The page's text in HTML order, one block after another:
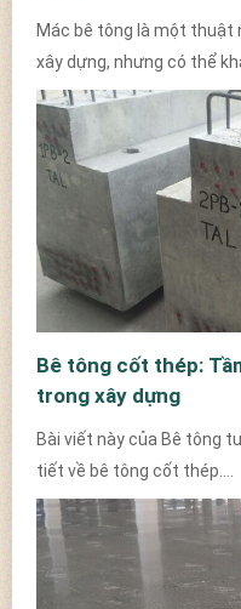
Mác bê tông là một thuật
xây dựng, nhưng có thể
Bê tông cốt thép:
trong xây dựng
Bài viết này của Bê tông
tiết về bê tông cốt thép....